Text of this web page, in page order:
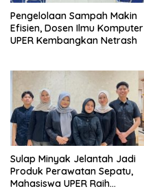
Pengelolaan Sampah Makin
Efisien, Dosen Ilmu Komputer
UPER Kembangkan Netrash
Sulap Minyak Jelantah Jadi
Produk Perawatan Sepatu,
Mahasiswa UPER Raih